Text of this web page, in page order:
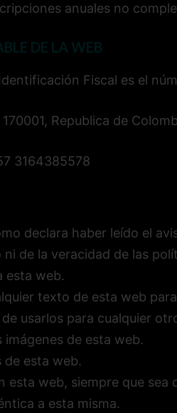
anuales no
DE LA WEB
Fiscal es el
Republica de
3164385578
declara haber leído el
de la veracidad de las
esta web.
texto de esta web
usarlos para cualquier
de esta web.
de esta web.
esta web, siempre que sea
a esta misma.